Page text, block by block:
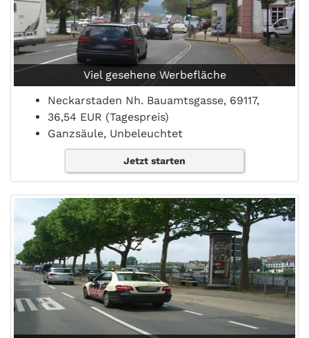
Viel gesehene Werbefläche
Neckarstaden Nh. Bauamtsgasse, 69117,
36,54 EUR (Tagespreis)
Ganzsäule, Unbeleuchtet
Jetzt starten